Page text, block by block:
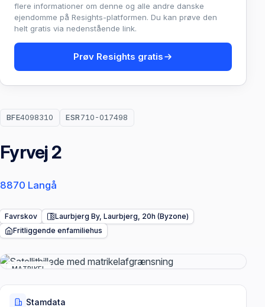
BFE4098310 ESR710-017498
Fyrvej 2
8870 Langå
Favrskov
Laurbjerg By, Laurbjerg, 20h (Byzone)
Fritliggende enfamiliehus
MATRIKEL
Stamdata
flere informationer om denne og alle andre danske
ejendomme på Resights-platformen. Du kan prøve den
helt gratis via nedenstående link.
Prøv Resights gratis